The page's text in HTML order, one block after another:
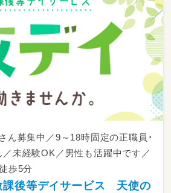
の児童の送迎
ん募集中／9～18時固定の正職員・
未経験OK／男性も活躍中です／
歩5分
課後等デイサービス 天使の